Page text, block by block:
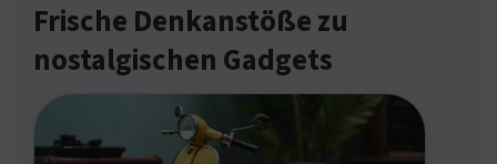
Frische Denkanstöße zu
nostalgischen Gadgets